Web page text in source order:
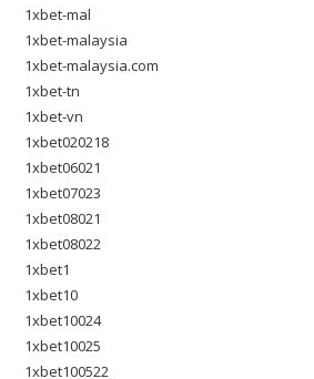
1xbet-mal
1xbet-malaysia
1xbet-malaysia.com
1xbet-tn
1xbet-vn
1xbet020218
1xbet06021
1xbet07023
1xbet08021
1xbet08022
1xbet1
1xbet10
1xbet10024
1xbet10025
1xbet100522